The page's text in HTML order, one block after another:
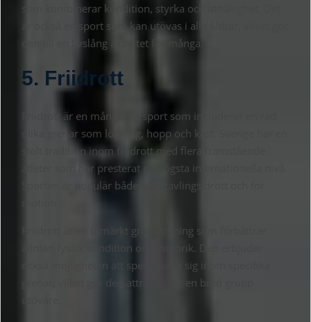
som kombinerar kondition, styrka och uthållighet. Det
är också en sport som kan utövas i alla åldrar, vilket gör
den till en livslång aktivitet för många.
5. Friidrott
Friidrott är en mångsidig sport som inkluderar en rad
olika grenar som löpning, hopp och kast. Sverige har en
stolt tradition inom friidrott med flera framstående
atleter som har presterat på högsta internationella nivå.
Sporten är populär både som tävlingsidrott och för
Friidrott är en utmärkt grundträning som förbättrar
allmän fysisk kondition och motorik. Den erbjuder
också möjligheten att specialisera sig inom specifika
grenar, vilket gör den attraktiv för en bred grupp